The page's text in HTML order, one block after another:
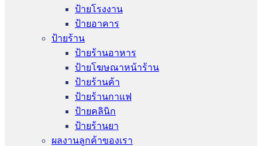
ป้ายโรงงาน
ป้ายอาคาร
ป้ายร้าน
ป้ายร้านอาหาร
ป้ายโฆษณาหน้าร้าน
ป้ายร้านค้า
ป้ายร้านกาแฟ
ป้ายคลินิก
ป้ายร้านยา
ผลงานลูกค้าของเรา